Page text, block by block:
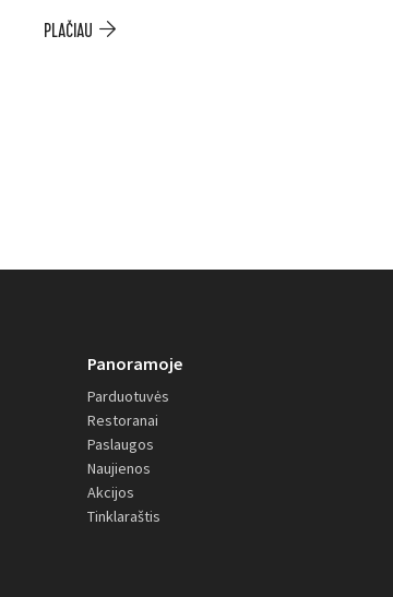
PLAČIAU
Panoramoje
Parduotuvės
Restoranai
Paslaugos
Naujienos
Akcijos
Tinklaraštis